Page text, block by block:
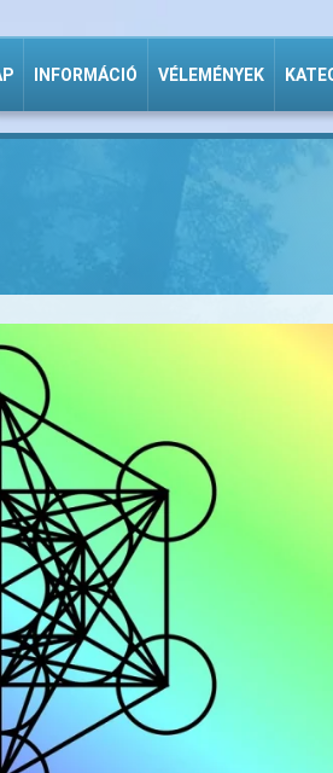
INFORMÁCIÓ VÉLEMÉNYEK